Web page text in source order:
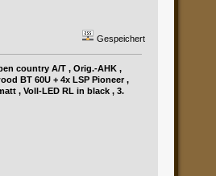
Gespeichert
country A/T , Orig.-AHK ,
BT 60U + 4x LSP Pioneer ,
, Voll-LED RL in black , 3.